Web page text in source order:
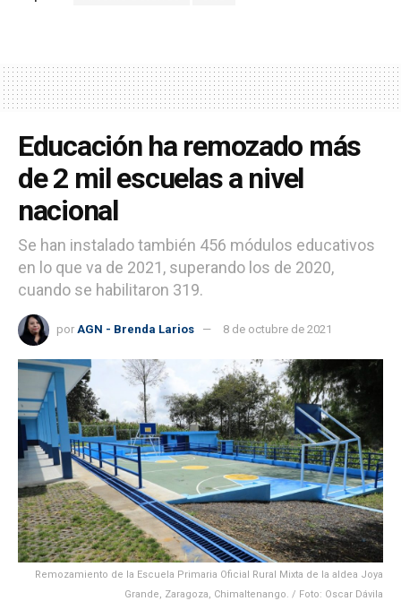
Educación ha remozado más
de 2 mil escuelas a nivel
nacional
Se han instalado también 456 módulos educativos
en lo que va de 2021, superando los de 2020,
cuando se habilitaron 319.
por AGN - Brenda Larios 8 de octubre de 2021
Remozamiento de la Escuela Primaria Oficial Rural Mixta de la aldea Joya
Grande, Zaragoza, Chimaltenango. / Foto: Oscar Dávila